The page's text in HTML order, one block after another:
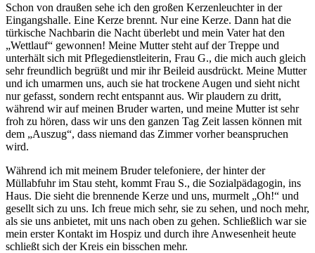
Schon von draußen sehe ich den großen Kerzenleuchter in der
Eingangshalle. Eine Kerze brennt. Nur eine Kerze. Dann hat die
türkische Nachbarin die Nacht überlebt und mein Vater hat den
„Wettlauf“ gewonnen! Meine Mutter steht auf der Treppe und
unterhält sich mit Pflegedienstleiterin, Frau G., die mich auch gleich
sehr freundlich begrüßt und mir ihr Beileid ausdrückt. Meine Mutter
und ich umarmen uns, auch sie hat trockene Augen und sieht nicht
nur gefasst, sondern recht entspannt aus. Wir plaudern zu dritt,
während wir auf meinen Bruder warten, und meine Mutter ist sehr
froh zu hören, dass wir uns den ganzen Tag Zeit lassen können mit
dem „Auszug“, dass niemand das Zimmer vorher beanspruchen
wird.
Während ich mit meinem Bruder telefoniere, der hinter der
Müllabfuhr im Stau steht, kommt Frau S., die Sozialpädagogin, ins
Haus. Die sieht die brennende Kerze und uns, murmelt „Oh!“ und
gesellt sich zu uns. Ich freue mich sehr, sie zu sehen, und noch mehr,
als sie uns anbietet, mit uns nach oben zu gehen. Schließlich war sie
mein erster Kontakt im Hospiz und durch ihre Anwesenheit heute
schließt sich der Kreis ein bisschen mehr.